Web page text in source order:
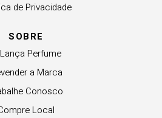
de Privacidade
SOBRE
Perfume
a Marca
Conosco
Local